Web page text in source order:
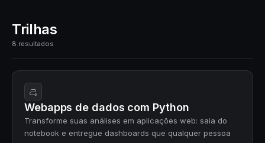
Trilhas
8 resultados
Webapps de dados com Python
Transforme suas análises em aplicações web: saia do
notebook e entregue dashboards que qualquer pessoa